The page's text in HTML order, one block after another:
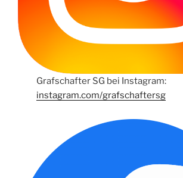
Grafschafter SG bei Instagram:
instagram.com/grafschaftersg